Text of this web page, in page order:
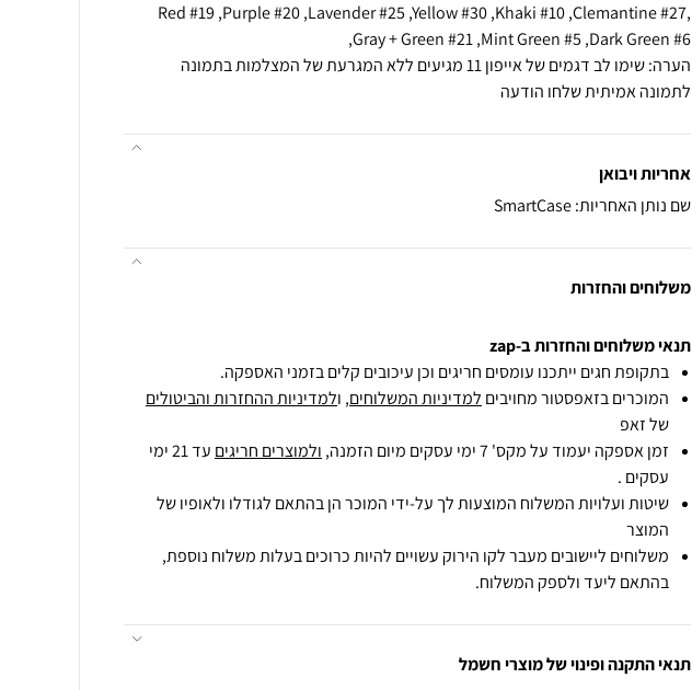
,Red #19 ,Purple #20 ,Lavender #25 ,Yellow #30 ,Khaki #10 ,Clemantine #27
לתמונה אמיתית שלחו הודעה
אחריות ויבואן
שם נותן האחריות: SmartCase
משלוחים והחזרות
תנאי משלוחים והחזרות ב-zap
בתקופת חגים ייתכנו עומסים חריגים וכן עיכובים קלים בזמני האספקה.
המוכרים בזאפסטור מחויבים למדיניות המשלוחים, ולמדיניות ההחזרות והביטולים
של זאפ
זמן אספקה יעמוד על מקס' 7 ימי עסקים מיום הזמנה,
ולמוצרים חריגים
עד 21 ימי
עסקים .
שיטות ועלויות המשלוח המוצעות לך על-ידי המוכר הן בהתאם לגודלו ולאופיו של
המוצר
משלוחים ליישובים מעבר לקו הירוק עשויים להיות כרוכים בעלות משלוח נוספת,
בהתאם ליעד ולספק המשלוח.
תנאי התקנה ופינוי של מוצרי חשמל